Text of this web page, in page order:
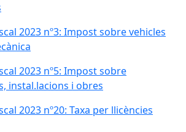
2023 nº3: Impost sobre vehicles
2023 nº5: Impost sobre
instal.lacions i obres
2023 nº20: Taxa per llicències